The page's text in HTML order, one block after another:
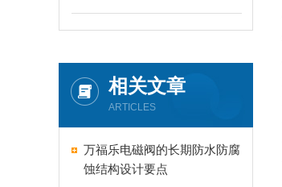
相关文章
ARTICLES
万福乐电磁阀的长期防水防腐
蚀结构设计要点